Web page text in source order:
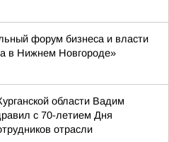
форум бизнеса и власти
в Нижнем Новгороде»
области Вадим
с 70-летием Дня
отрасли